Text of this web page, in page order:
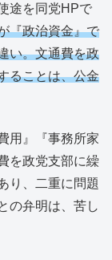
途を同党HPで
『政治資金』で
い。文通費を政
ることは、公金
用』『事務所家
を政党支部に繰
り、二重に問題
の弁明は、苦し